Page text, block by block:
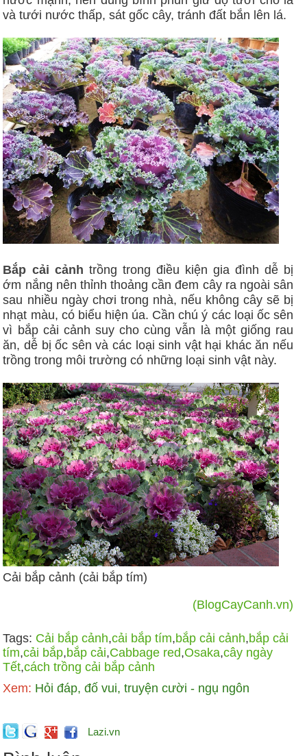
và tưới nước thấp, sát gốc cây, tránh đất bắn lên lá.
Bắp cải cảnh trồng trong điều kiện gia đình dễ bị
ớm nắng nên thỉnh thoảng cần đem cây ra ngoài sân
sau nhiều ngày chơi trong nhà, nếu không cây sẽ bị
nhạt màu, có biểu hiện úa. Cần chú ý các loại ốc sên
vì bắp cải cảnh suy cho cùng vẫn là một giống rau
ăn, dễ bị ốc sên và các loại sinh vật hại khác ăn nếu
trồng trong môi trường có những loại sinh vật này.
Cải bắp cảnh (cải bắp tím)
(BlogCayCanh.vn)
Tags: Cải bắp cảnh,cải bắp tím,bắp cải cảnh,bắp cải
tím,cải bắp,bắp cải,Cabbage red,Osaka,cây ngày
Tết,cách trồng cải bắp cảnh
Xem: Hỏi đáp, đố vui, truyện cười - ngụ ngôn
Lazi.vn